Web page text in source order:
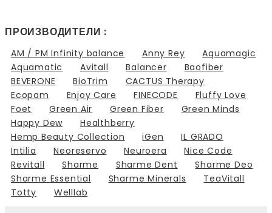
ПРОИЗВОДИТЕЛИ :
AM / PM Infinity balance Anny Rey
Aquamagic
Aquamatic
Avitall Balancer
Baofiber
BEVERONE
BioTrim
CACTUS Therapy
Ecopam
Enjoy Care FINECODE
Fluffy Love
Foet
Green Air Green Fiber
Green Minds
Happy Dew
Healthberry
Hemp Beauty Collection
iGen
IL GRADO
Intilia
Neoreservo Neuroera
Nice Code
Revitall
Sharme Sharme Dent
Sharme Deo
Sharme Essential
Sharme Minerals
TeaVitall
Totty
Welllab